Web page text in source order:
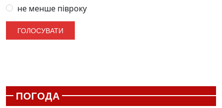
не менше півроку
ПОГОДА